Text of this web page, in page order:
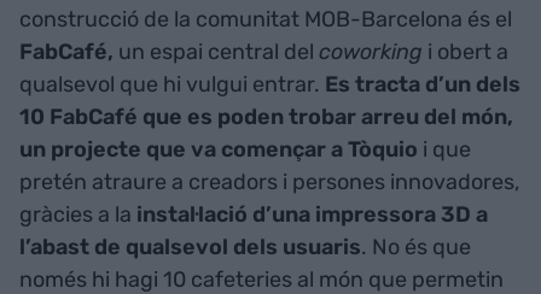
construcció de la comunitat MOB-Barcelona és el
FabCafé, un espai central del coworking i obert a
qualsevol que hi vulgui entrar. Es tracta d’un dels
10 FabCafé que es poden trobar arreu del món,
un projecte que va començar a Tòquio i que
pretén atraure a creadors i persones innovadores,
gràcies a la instal·lació d’una impressora 3D a
l’abast de qualsevol dels usuaris. No és que
només hi hagi 10 cafeteries al món que permetin